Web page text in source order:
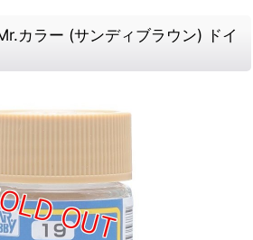
カラー (サンディブラウン) ドイ